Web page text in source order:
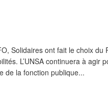
Solidaires ont fait le choix du
L’UNSA continuera à agir
de la fonction publique...